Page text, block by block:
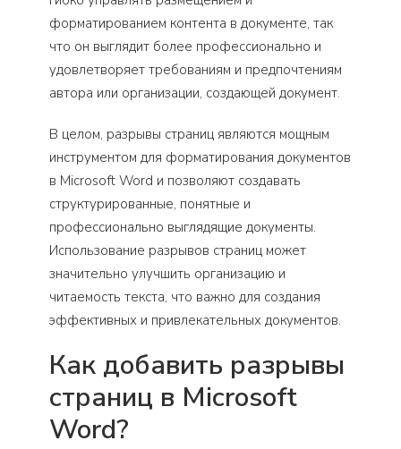
форматированием контента в документе, так
что он выглядит более профессионально и
удовлетворяет требованиям и предпочтениям
автора или организации, создающей документ.
В целом, разрывы страниц являются мощным
инструментом для форматирования документов
в Microsoft Word и позволяют создавать
структурированные, понятные и
профессионально выглядящие документы.
Использование разрывов страниц может
значительно улучшить организацию и
читаемость текста, что важно для создания
эффективных и привлекательных документов.
Как добавить разрывы
страниц в Microsoft
Word?